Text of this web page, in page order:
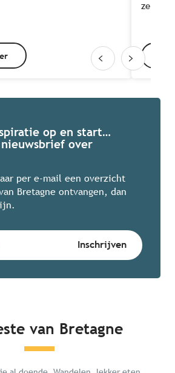
ze
op en start…
over
per e-mail een overzicht
Bretagne ontvangen, dan
van Bretagne
Mégalithes du Morbihan